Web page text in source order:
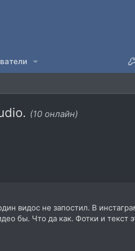
(10 онлайн)
видос не запостил. В
бы. Что да как. Фотки и текст